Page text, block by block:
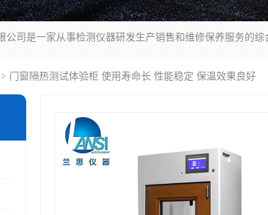
> 门窗隔热测试体验柜 使用寿命长 性能稳定 保温效果良好